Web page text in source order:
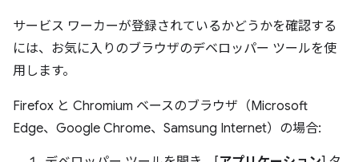
サービス ワーカーが登録されているかどうかを確認する
には、お気に入りのブラウザのデベロッパー ツールを使
用します。
Firefox と Chromium ベースのブラウザ（Microsoft
Edge、Google Chrome、Samsung Internet）の場合: